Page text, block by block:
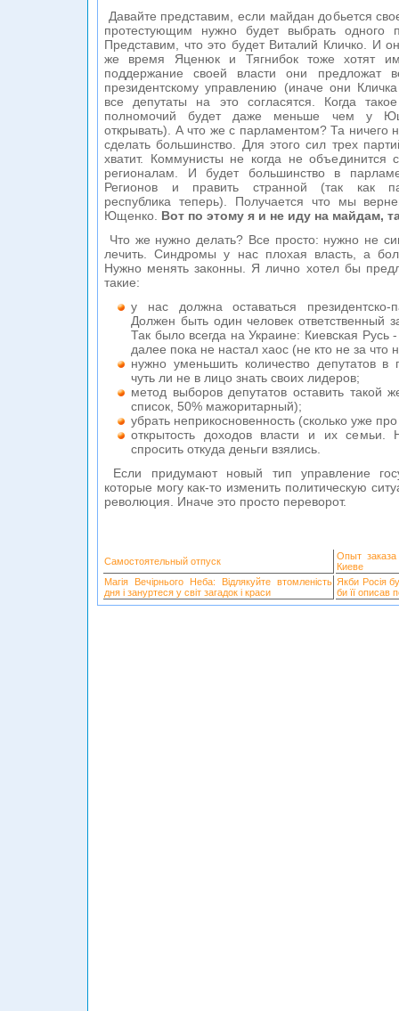
Давайте представим, если майдан добьется
протестующим нужно будет выбрать одного
Представим, что это будет Виталий Кличко. И
же время Яценюк и Тягнибок тоже хотят
поддержание своей власти они предложат
президентскому управлению (иначе они
все депутаты на это согласятся. Когда
полномочий будет даже меньше чем у
открывать). А что же с парламентом? Та ничего
сделать большинство. Для этого сил трех
хватит. Коммунисты не когда не объединится
регионалам. И будет большинство в
Регионов и править странной (так как
республика теперь). Получается что мы
Ющенко. Вот по этому я и не иду на майдам,
Что же нужно делать? Все просто: нужно не
лечить. Синдромы у нас плохая власть, а
Нужно менять законны. Я лично хотел бы
такие:
у нас должна оставаться президентско-
Должен быть один человек ответственный
Так было всегда на Украине: Киевская Русь
далее пока не настал хаос (не кто не за что
нужно уменьшить количество депутатов
чуть ли не в лицо знать своих лидеров;
метод выборов депутатов оставить
список, 50% мажоритарный);
убрать неприкосновенность (сколько уже
открытость доходов власти и их семьи.
спросить откуда деньги взялись.
Если придумают новый тип управление
которые могу как-то изменить политическую
революция. Иначе это просто переворот.
Самостоятельный отпуск
Опыт
Киеве
Магія Вечірнього Неба: Відлякуйте втомленість
дня і зануртеся у світ загадок і краси
Якби Росія
би її описав